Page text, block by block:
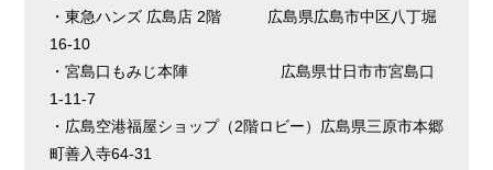
・東急ハンズ 広島店 2階 広島県広島市中区八丁堀
16-10
・宮島口もみじ本陣 広島県廿日市市宮島口
1-11-7
・広島空港福屋ショップ（2階ロビー）広島県三原市本郷
町善入寺64-31